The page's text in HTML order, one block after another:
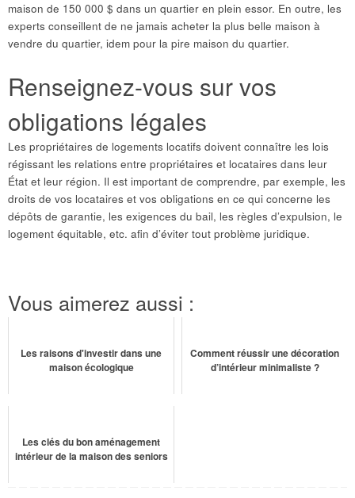
maison de 150 000 $ dans un quartier en plein essor. En outre, les
experts conseillent de ne jamais acheter la plus belle maison à
vendre du quartier, idem pour la pire maison du quartier.
Renseignez-vous sur vos
obligations légales
Les propriétaires de logements locatifs doivent connaître les lois
régissant les relations entre propriétaires et locataires dans leur
État et leur région. Il est important de comprendre, par exemple, les
droits de vos locataires et vos obligations en ce qui concerne les
dépôts de garantie, les exigences du bail, les règles d’expulsion, le
logement équitable, etc. afin d’éviter tout problème juridique.
Vous aimerez aussi :
Les raisons d'investir dans une
maison écologique
Comment réussir une décoration
d’intérieur minimaliste ?
Les clés du bon aménagement
intérieur de la maison des seniors